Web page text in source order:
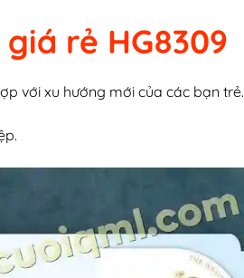
rẻ HG8309
với xu hướng mới của các bạn trẻ.